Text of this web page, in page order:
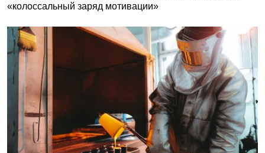
«колоссальный заряд мотивации»